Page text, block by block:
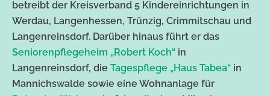
betreibt der Kreisverband 5 Kindereinrichtungen in
Werdau, Langenhessen, Trünzig, Crimmitschau und
Langenreinsdorf. Darüber hinaus führt er das
Seniorenpflegeheim „Robert Koch“ in
Langenreinsdorf, die Tagespflege „Haus Tabea“ in
Mannichswalde sowie eine Wohnanlage für